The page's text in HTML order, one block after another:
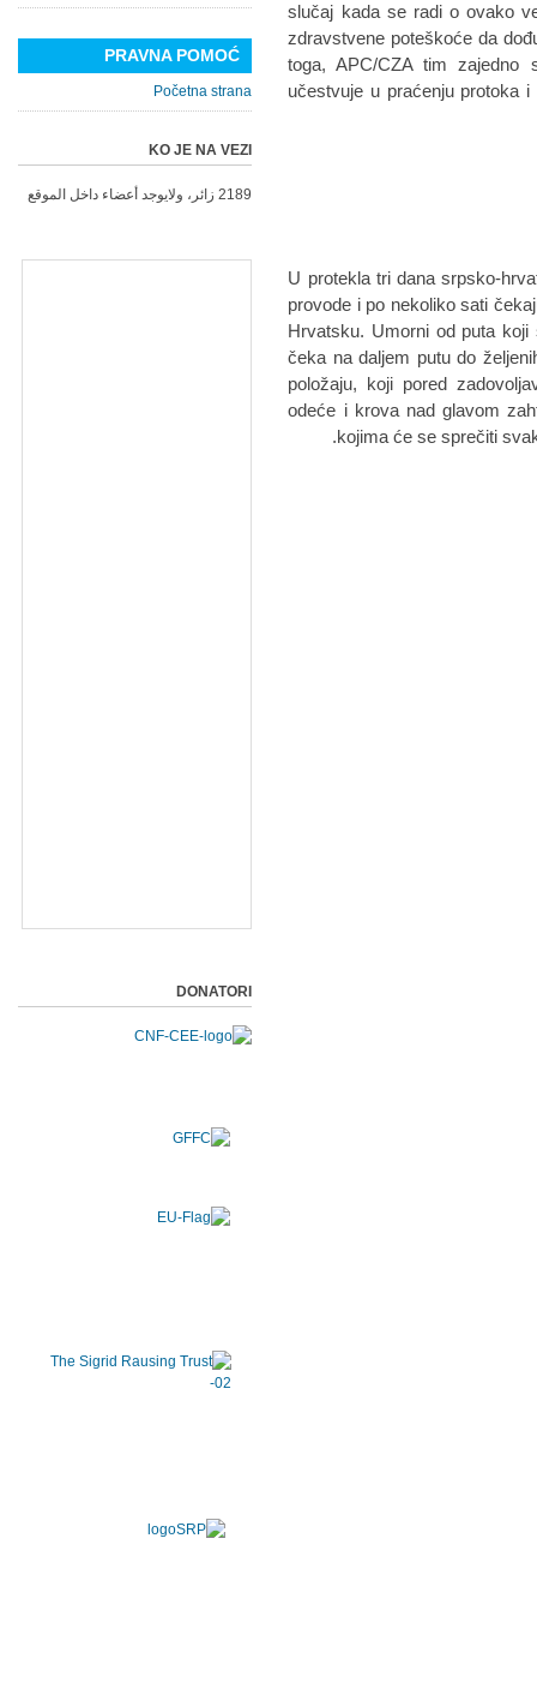
slučaj kada se radi o ovako
zdravstvene poteškoće da
toga, APC/CZA tim zajedno
učestvuje u praćenju protoka
U protekla tri dana srpsko-
provode i po nekoliko sati
Hrvatsku. Umorni od puta
čeka na daljem putu do
položaju, koji pored
odeće i krova nad glavom
kojima će se sprečiti
PRAVNA POMOĆ
Početna strana
KO JE NA VEZI
2189 زائر، ولايوجد أعضاء داخل الموقع
DONATORI